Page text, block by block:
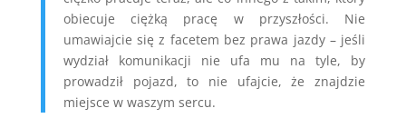
obiecuje ciężką pracę w przyszłości. Nie
umawiajcie się z facetem bez prawa jazdy – jeśli
wydział komunikacji nie ufa mu na tyle, by
prowadził pojazd, to nie ufajcie, że znajdzie
miejsce w waszym sercu.